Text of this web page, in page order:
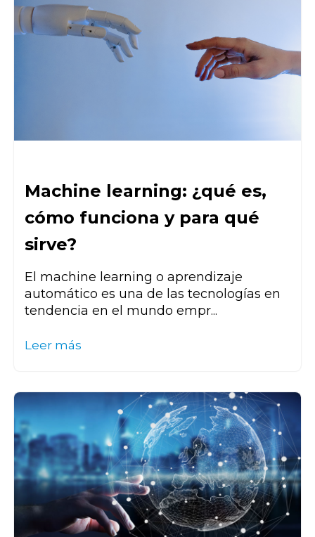
Machine learning: ¿qué es,
cómo funciona y para qué
sirve?
El machine learning o aprendizaje
automático es una de las tecnologías en
tendencia en el mundo empr...
Leer más